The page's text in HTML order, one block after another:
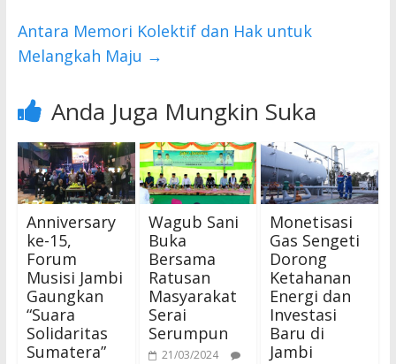
Antara Memori Kolektif dan Hak untuk
Melangkah Maju →
Anda Juga Mungkin Suka
Anniversary
ke-15,
Forum
Musisi Jambi
Gaungkan
“Suara
Solidaritas
Sumatera”
Wagub Sani
Buka
Bersama
Ratusan
Masyarakat
Serai
Serumpun
21/03/2024
Monetisasi
Gas Sengeti
Dorong
Ketahanan
Energi dan
Investasi
Baru di
Jambi